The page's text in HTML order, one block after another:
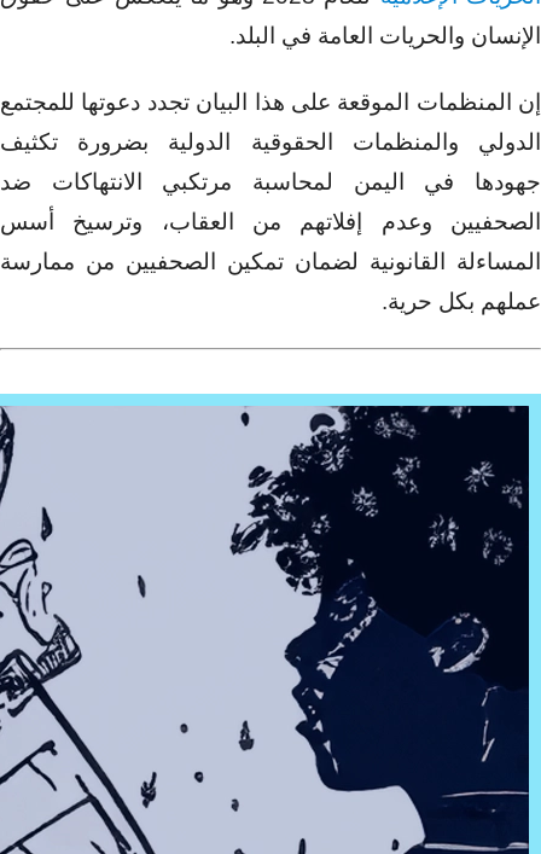
الإنسان والحريات العامة في البلد.
إن المنظمات الموقعة على هذا البيان تجدد دعوتها للمجتمع
الدولي والمنظمات الحقوقية الدولية بضرورة تكثيف
جهودها في اليمن لمحاسبة مرتكبي الانتهاكات ضد
الصحفيين وعدم إفلاتهم من العقاب، وترسيخ أسس
المساءلة القانونية لضمان تمكين الصحفيين من ممارسة
عملهم بكل حرية.